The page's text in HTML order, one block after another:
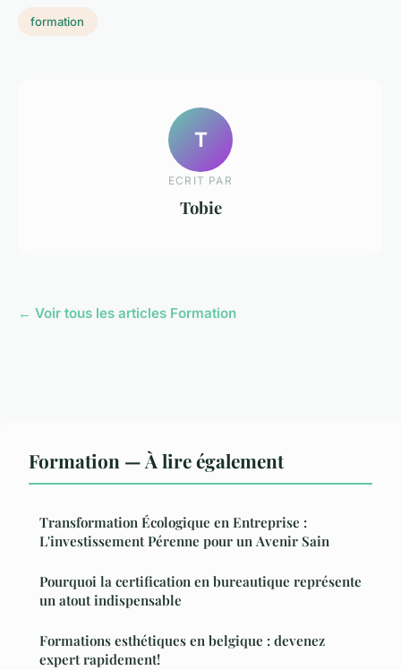
formation
T
ECRIT PAR
Tobie
← Voir tous les articles Formation
Formation — À lire également
Transformation Écologique en Entreprise :
L'investissement Pérenne pour un Avenir Sain
Pourquoi la certification en bureautique représente
un atout indispensable
Formations esthétiques en belgique : devenez
expert rapidement!